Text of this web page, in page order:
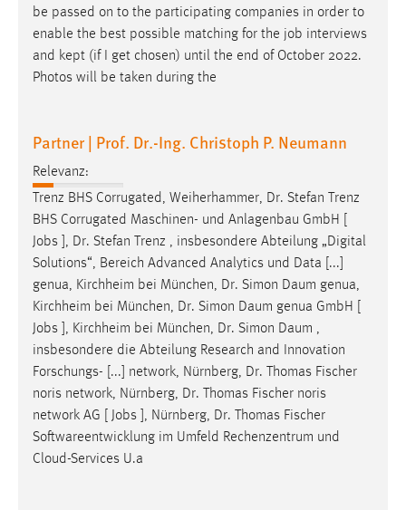
be passed on to the participating companies in order to
enable the best possible matching for the job interviews
and kept (if I get chosen) until the end of October 2022.
Photos will be taken during the
Partner | Prof. Dr.-Ing. Christoph P. Neumann
Relevanz:
Trenz BHS Corrugated, Weiherhammer, Dr. Stefan Trenz
BHS Corrugated Maschinen- und Anlagenbau GmbH [
Jobs ], Dr. Stefan Trenz , insbesondere Abteilung „Digital
Solutions“, Bereich Advanced Analytics und Data [...]
genua, Kirchheim bei München, Dr. Simon Daum genua,
Kirchheim bei München, Dr. Simon Daum genua GmbH [
Jobs ], Kirchheim bei München, Dr. Simon Daum ,
insbesondere die Abteilung Research and Innovation
Forschungs- [...] network, Nürnberg, Dr. Thomas Fischer
noris network, Nürnberg, Dr. Thomas Fischer noris
network AG [ Jobs ], Nürnberg, Dr. Thomas Fischer
Softwareentwicklung im Umfeld Rechenzentrum und
Cloud-Services U.a